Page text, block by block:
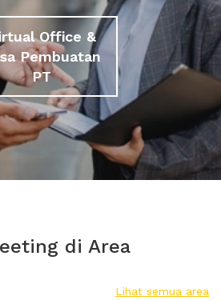
Office &
Pembuatan
PT
di Area
Lihat semua area